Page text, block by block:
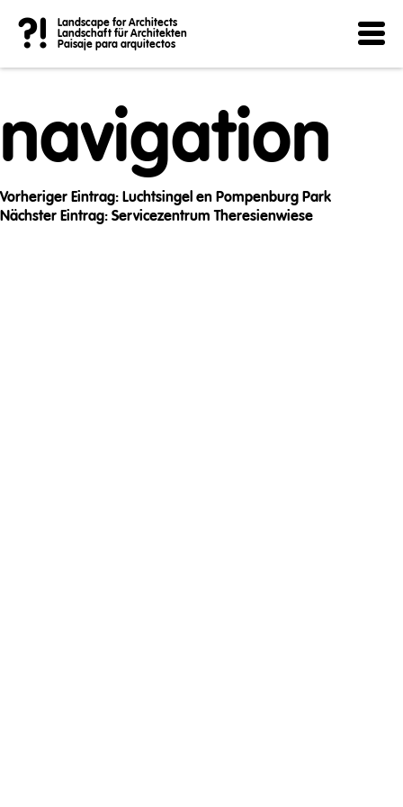
?!
Landscape for Architects
Landschaft für Architekten
Paisaje para arquitectos
Post
navigation
Vorheriger Eintrag: Luchtsingel en Pompenburg Park
Nächster Eintrag: Servicezentrum Theresienwiese